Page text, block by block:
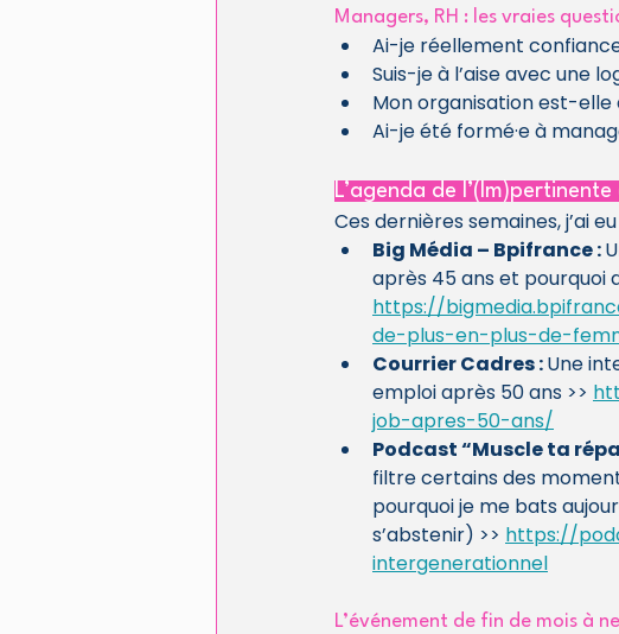
Managers, RH : les vraies
Ai-je réellement
Suis-je à l’aise avec une
Mon organisation est-elle
Ai-je été formé·e à
L’agenda de
Ces dernières semaines, j’ai
Big Média – Bpifrance :
après 45 ans et pourquoi
https://
de-plus-en-plus-de-
Courrier Cadres : Une
emploi après 50 ans >>
job-apres-50-ans/
Podcast “Muscle ta
filtre certains des
pourquoi je me bats
s’abstenir) >> https://
intergenerationnel
L’événement de fin de mois à